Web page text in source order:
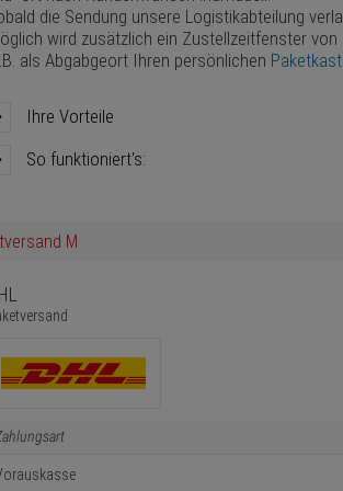
die Sendung unsere Logistikabteilung
wird zusätzlich ein Zustellzeitfenster
als Abgabgeort Ihren persönlichen
Ihre Vorteile
So funktioniert's:
M